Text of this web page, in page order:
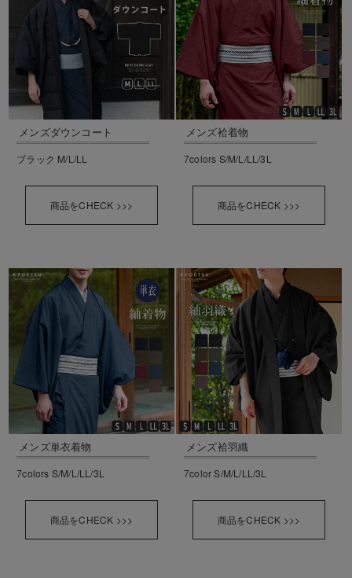
メンズダウンコート
ブラック M/L/LL
商品をCHECK >>>
メンズ袷着物
7colors S/M/L/LL/3L
商品をCHECK >>>
メンズ単衣着物
7colors S/M/L/LL/3L
商品をCHECK >>>
メンズ袷羽織
7color S/M/L/LL/3L
商品をCHECK >>>